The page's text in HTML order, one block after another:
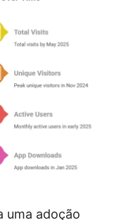
uma adoção